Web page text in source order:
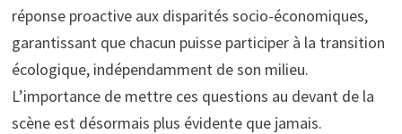
réponse proactive aux disparités socio-économiques,
garantissant que chacun puisse participer à la transition
écologique, indépendamment de son milieu.
L’importance de mettre ces questions au devant de la
scène est désormais plus évidente que jamais.